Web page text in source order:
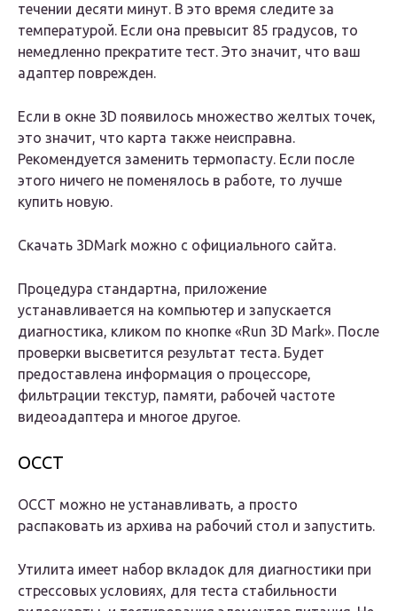
течении десяти минут. В это время следите за
температурой. Если она превысит 85 градусов, то
немедленно прекратите тест. Это значит, что ваш
адаптер поврежден.
Если в окне 3D появилось множество желтых точек,
это значит, что карта также неисправна.
Рекомендуется заменить термопасту. Если после
этого ничего не поменялось в работе, то лучше
купить новую.
Скачать 3DMark можно с официального сайта.
Процедура стандартна, приложение
устанавливается на компьютер и запускается
диагностика, кликом по кнопке «Run 3D Mark». После
проверки высветится результат теста. Будет
предоставлена информация о процессоре,
фильтрации текстур, памяти, рабочей частоте
видеоадаптера и многое другое.
OCCT
OCCT можно не устанавливать, а просто
распаковать из архива на рабочий стол и запустить.
Утилита имеет набор вкладок для диагностики при
стрессовых условиях, для теста стабильности